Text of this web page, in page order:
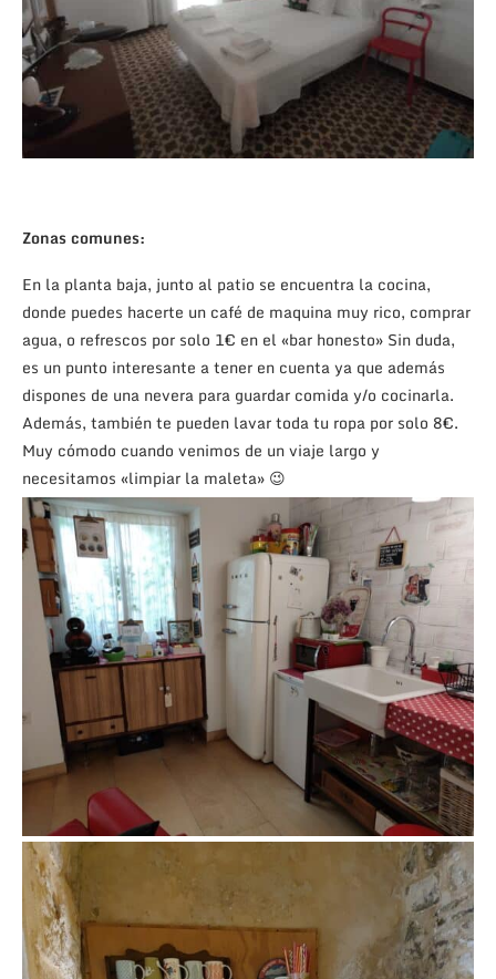
Zonas comunes:
En la planta baja, junto al patio se encuentra la cocina,
donde puedes hacerte un café de maquina muy rico, comprar
agua, o refrescos por solo 1€ en el «bar honesto» Sin duda,
es un punto interesante a tener en cuenta ya que además
dispones de una nevera para guardar comida y/o cocinarla.
Además, también te pueden lavar toda tu ropa por solo 8€.
Muy cómodo cuando venimos de un viaje largo y
necesitamos «limpiar la maleta» 😉